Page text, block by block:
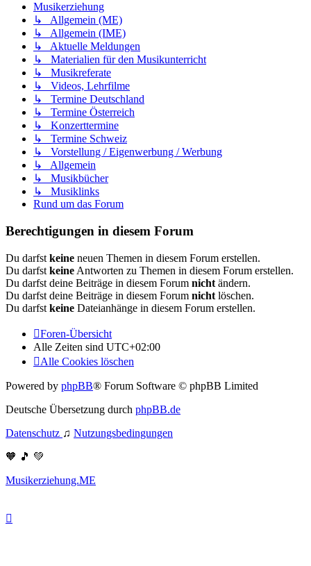
Musikerziehung
↳ Allgemein (ME)
↳ Allgemein (IME)
↳ Aktuelle Meldungen
↳ Materialien für den Musikunterricht
↳ Musikreferate
↳ Videos, Lehrfilme
↳ Termine Deutschland
↳ Termine Österreich
↳ Konzerttermine
↳ Termine Schweiz
↳ Vorstellung / Eigenwerbung / Werbung
↳ Allgemein
↳ Musikbücher
↳ Musiklinks
Rund um das Forum
Berechtigungen in diesem Forum
Du darfst keine neuen Themen in diesem Forum erstellen.
Du darfst keine Antworten zu Themen in diesem Forum erstellen.
Du darfst deine Beiträge in diesem Forum nicht ändern.
Du darfst deine Beiträge in diesem Forum nicht löschen.
Du darfst keine Dateianhänge in diesem Forum erstellen.
Foren-Übersicht
Alle Zeiten sind UTC+02:00
Alle Cookies löschen
Powered by phpBB® Forum Software © phpBB Limited
Deutsche Übersetzung durch phpBB.de
Datenschutz ♫ Nutzungsbedingungen
🧡 🎵 💚
Musikerziehung.ME